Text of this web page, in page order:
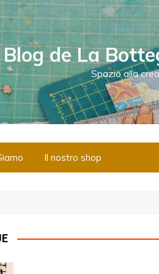
de La
Spazio alla
Il nostro shop